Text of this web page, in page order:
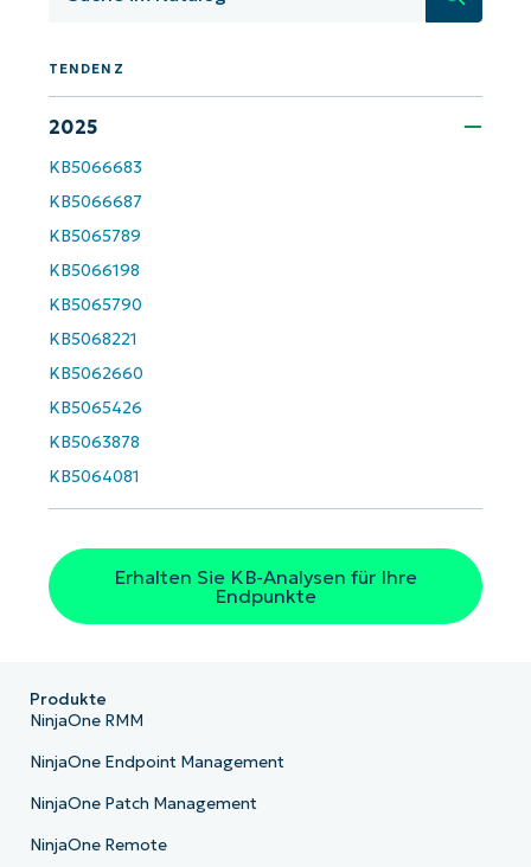
TENDENZ
2025
KB5066683
KB5066687
KB5065789
KB5066198
KB5065790
KB5068221
KB5062660
KB5065426
KB5063878
KB5064081
Erhalten Sie KB-Analysen für Ihre
Endpunkte
Starten Sie mit NinjaOne AI-gesteuerten
and
last
Business
number*
Company
Produkte
NinjaOne RMM
NinjaOne Endpoint Management
NinjaOne Patch Management
NinjaOne Remote